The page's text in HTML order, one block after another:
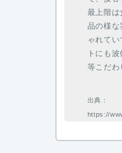
最上階は
品の様な
ゃれて
トにも
等こだわ
出典：
https://